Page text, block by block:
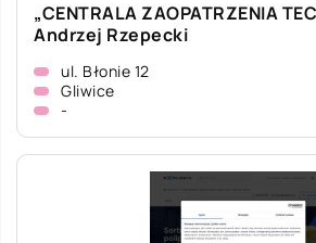
„CENTRALA ZAOPATRZENIA
Andrzej Rzepecki
ul. Błonie 12
Gliwice
-